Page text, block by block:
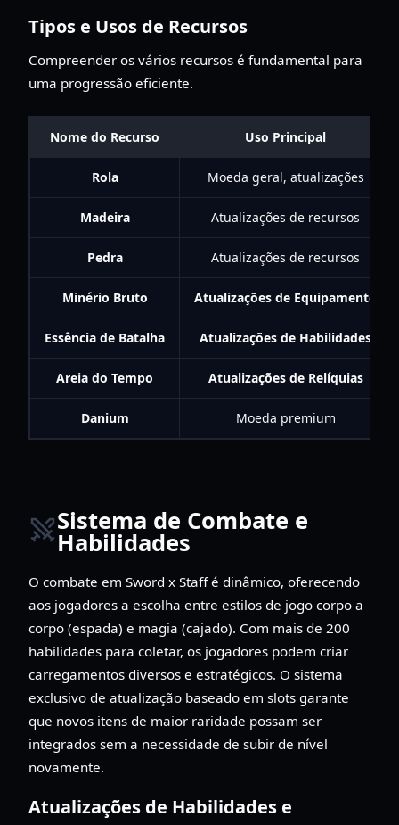
Tipos e Usos de Recursos
Compreender os vários recursos é fundamental para
uma progressão eficiente.
Nome do Recurso Uso Principal
Rola Moeda geral, atualizações
Madeira Atualizações de recursos
Pedra Atualizações de recursos
Minério Bruto Atualizações de Equipamento
Essência de Batalha Atualizações de Habilidades
Areia do Tempo Atualizações de Relíquias
Danium Moeda premium
Sistema de Combate e
Habilidades
O combate em Sword x Staff é dinâmico, oferecendo
aos jogadores a escolha entre estilos de jogo corpo a
corpo (espada) e magia (cajado). Com mais de 200
habilidades para coletar, os jogadores podem criar
carregamentos diversos e estratégicos. O sistema
exclusivo de atualização baseado em slots garante
que novos itens de maior raridade possam ser
integrados sem a necessidade de subir de nível
novamente.
Atualizações de Habilidades e